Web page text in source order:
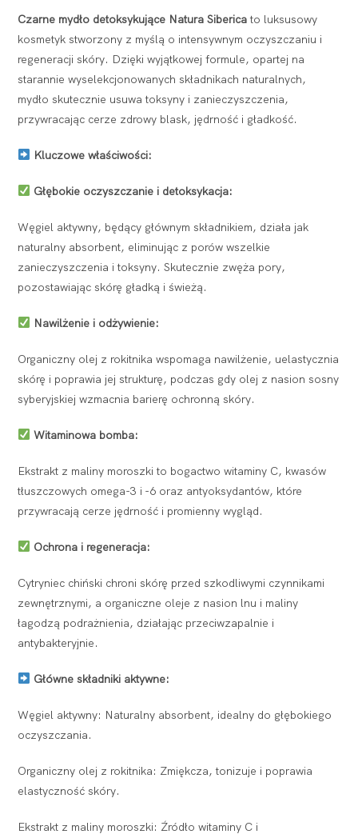
Czarne mydło detoksykujące Natura Siberica to luksusowy
kosmetyk stworzony z myślą o intensywnym oczyszczaniu i
regeneracji skóry. Dzięki wyjątkowej formule, opartej na
starannie wyselekcjonowanych składnikach naturalnych,
mydło skutecznie usuwa toksyny i zanieczyszczenia,
przywracając cerze zdrowy blask, jędrność i gładkość.
Kluczowe właściwości:
Głębokie oczyszczanie i detoksykacja:
Węgiel aktywny, będący głównym składnikiem, działa jak
naturalny absorbent, eliminując z porów wszelkie
zanieczyszczenia i toksyny. Skutecznie zwęża pory,
pozostawiając skórę gładką i świeżą.
Nawilżenie i odżywienie:
Organiczny olej z rokitnika wspomaga nawilżenie, uelastycznia
skórę i poprawia jej strukturę, podczas gdy olej z nasion sosny
syberyjskiej wzmacnia barierę ochronną skóry.
Witaminowa bomba:
Ekstrakt z maliny moroszki to bogactwo witaminy C, kwasów
tłuszczowych omega-3 i -6 oraz antyoksydantów, które
przywracają cerze jędrność i promienny wygląd.
Ochrona i regeneracja:
Cytryniec chiński chroni skórę przed szkodliwymi czynnikami
zewnętrznymi, a organiczne oleje z nasion lnu i maliny
łagodzą podrażnienia, działając przeciwzapalnie i
antybakteryjnie.
Główne składniki aktywne:
Węgiel aktywny: Naturalny absorbent, idealny do głębokiego
oczyszczania.
Organiczny olej z rokitnika: Zmiękcza, tonizuje i poprawia
elastyczność skóry.
Ekstrakt z maliny moroszki: Źródło witaminy C i